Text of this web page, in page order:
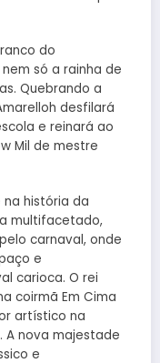
do
só a rainha de
Quebrando a
desfilará
e reinará ao
Mil de mestre
história da
multifacetado,
carnaval, onde
e
carioca. O rei
coirmã Em Cima
artístico na
A nova majestade
e